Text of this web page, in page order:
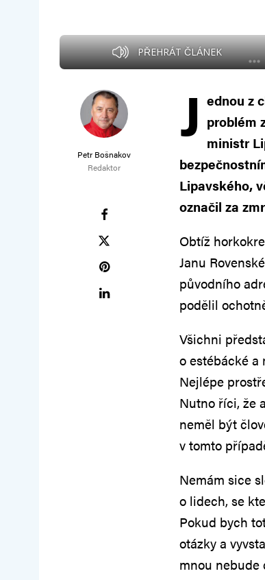
PŘEHRÁT ČLÁNEK
Petr Bošnakov
Redaktor
J ednou z
problém
ministr
Lipavského,
označil za
Obtíž
Janu
původního
podělil
Všichni
o estébácké
Nejlépe
Nutno říci, že
neměl být
v tomto
Nemám sice
o lidech, se
Pokud bych
otázky a
mnou